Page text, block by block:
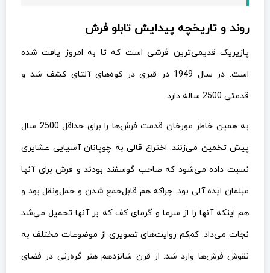
روند و تاریخچه پیدایش تابلو فرش
پازیریک قدیمی‌ترین فرشی است که تا به امروز یافت شده
است. در سال 1949 در قبری در کوه‌های آلتای کشف شد و
قدمتی 2500 ساله دارد.
به همین خاطر مورخان قدمت فرش‌ها را برای حداقل 2500 سال
پیش تخمین می‌زنند. اختراع قالی به چوپانان آسیایی عشایری
نسبت داده می‌شود که صاحب گوسفند بودند و فرش برای آنها
مبلمان ایده آلی بود. چراکه هم قابل‌جمع شدن و حمل‌ونقل بود و
هم اینکه آنها را از سرما و گرمای کف که بر آنها تحمیل می‌شد
نجات می‌داد. کم‌کم روایت‌های تصویری از موضوعات مختلف به
نقوش فرش‌ها وارد شد. از قرن شانزدهم هنر گره‌زنی در فضای